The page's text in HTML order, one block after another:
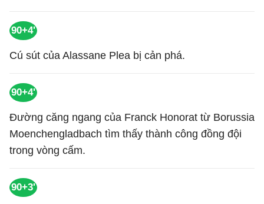
90+4'
Cú sút của Alassane Plea bị cản phá.
90+4'
Đường căng ngang của Franck Honorat từ Borussia
Moenchengladbach tìm thấy thành công đồng đội
trong vòng cấm.
90+3'